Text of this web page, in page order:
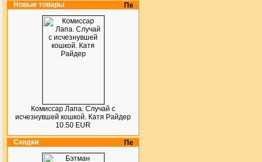
Новые товары
Комиссар Лапа. Случай с
исчезнувшей кошкой. Катя Райдер
10.50 EUR
Скидки